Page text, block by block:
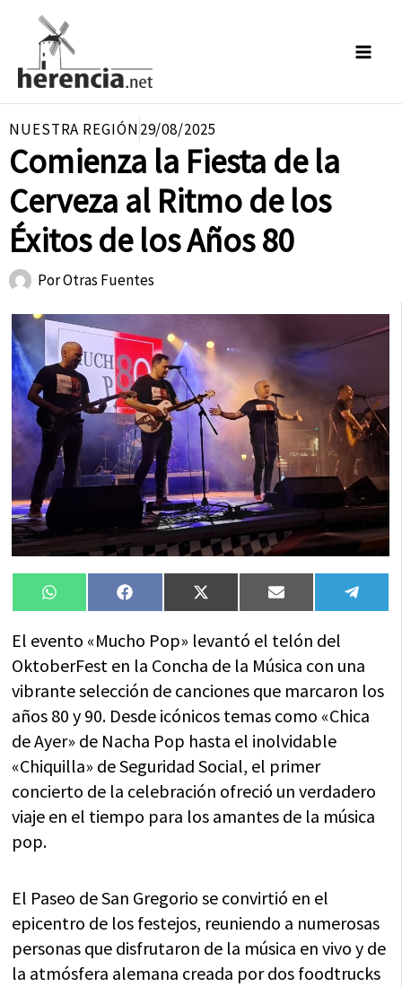
contenido
NUESTRA REGIÓN29/08/2025
Comienza la Fiesta de la
Cerveza al Ritmo de los
Éxitos de los Años 80
PorOtras Fuentes
Compartir
en
WhatsAppCompartir
en
FacebookCompartir
en
X
(Twitter)
Compartir
en
Email
en
El evento «Mucho Pop» levantó el telón del
OktoberFest en la Concha de la Música con una
vibrante selección de canciones que marcaron los
años 80 y 90. Desde icónicos temas como «Chica
de Ayer» de Nacha Pop hasta el inolvidable
«Chiquilla» de Seguridad Social, el primer
concierto de la celebración ofreció un verdadero
viaje en el tiempo para los amantes de la música
pop.
El Paseo de San Gregorio se convirtió en el
epicentro de los festejos, reuniendo a numerosas
personas que disfrutaron de la música en vivo y de
la atmósfera alemana creada por dos foodtrucks